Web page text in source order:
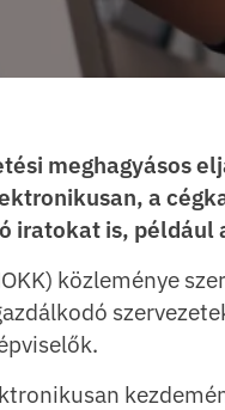
meghagyásos
a
iratokat is,
közleménye